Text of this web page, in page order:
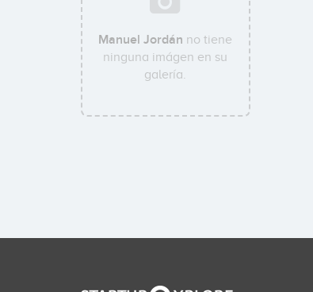
Manuel Jordán no tiene
ninguna imágen en su
galería.